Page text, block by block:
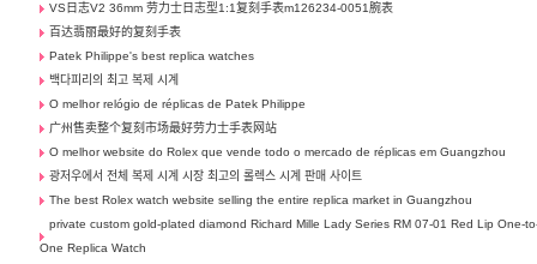
VS日志V2 36mm 劳力士日志型1:1复刻手表m126234-0051腕表
百达翡丽最好的复刻手表
Patek Philippe's best replica watches
백다피리의 최고 복제 시계
O melhor relógio de réplicas de Patek Philippe
广州售卖整个复刻市场最好劳力士手表网站
O melhor website do Rolex que vende todo o mercado de réplicas em Guangzhou
광저우에서 전체 복제 시계 시장 최고의 롤렉스 시계 판매 사이트
The best Rolex watch website selling the entire replica market in Guangzhou
private custom gold-plated diamond Richard Mille Lady Series RM 07-01 Red Lip One-
One Replica Watch